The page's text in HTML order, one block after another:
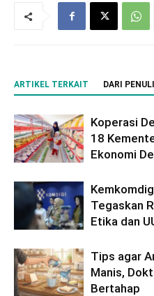
ARTIKEL TERKAIT DARI
Koperasi
18
Ekonomi
Tegaskan
Etika dan
Tips agar
Manis,
Bertahap